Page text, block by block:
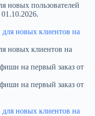
новых пользователей
новых клиентов на
на первый заказ от
на первый заказ от